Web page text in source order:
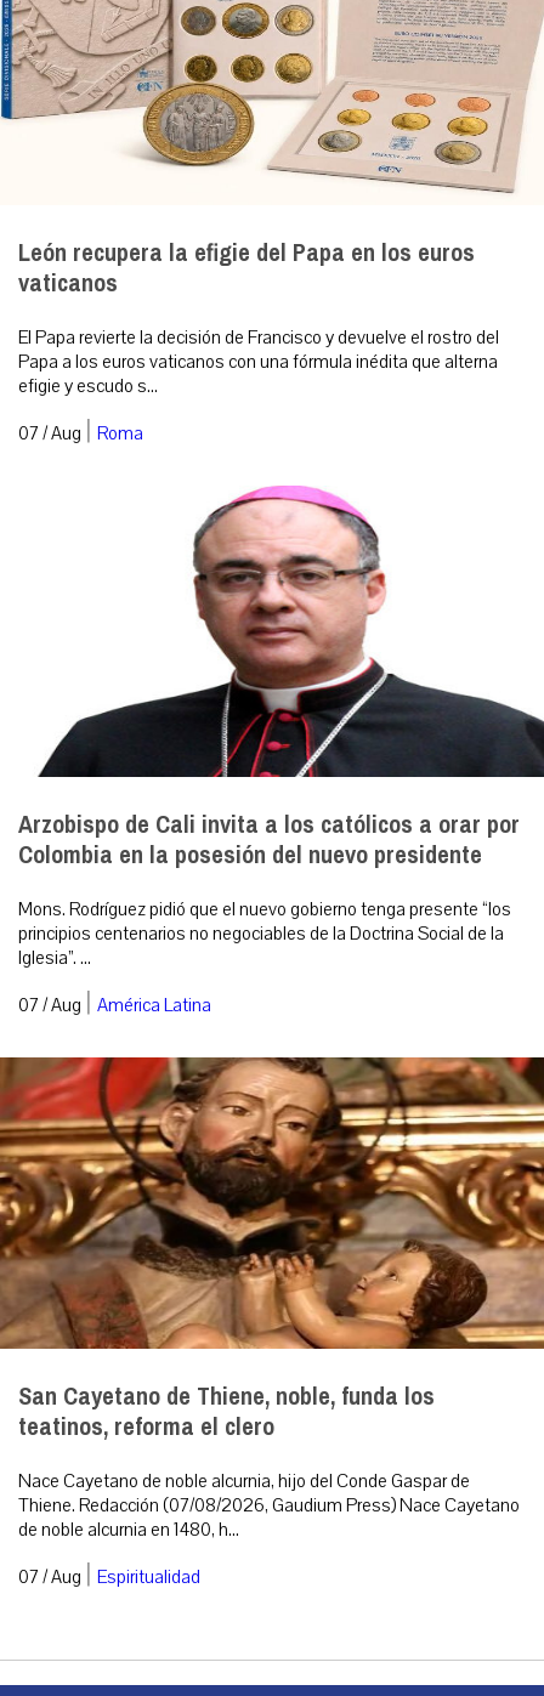
León recupera la efigie del Papa en los euros
vaticanos
El Papa revierte la decisión de Francisco y devuelve el rostro del
Papa a los euros vaticanos con una fórmula inédita que alterna
efigie y escudo s...
07 / Aug | Roma
Arzobispo de Cali invita a los católicos a orar por
Colombia en la posesión del nuevo presidente
Mons. Rodríguez pidió que el nuevo gobierno tenga presente “los
principios centenarios no negociables de la Doctrina Social de la
Iglesia”. ...
07 / Aug | América Latina
San Cayetano de Thiene, noble, funda los
teatinos, reforma el clero
Nace Cayetano de noble alcurnia, hijo del Conde Gaspar de
Thiene. Redacción (07/08/2026, Gaudium Press) Nace Cayetano
de noble alcurnia en 1480, h...
07 / Aug | Espiritualidad